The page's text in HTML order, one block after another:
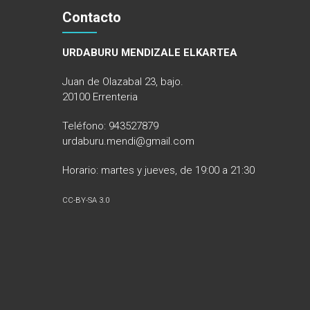
Contacto
URDABURU MENDIZALE ELKARTEA
Juan de Olazabal 23, bajo.
20100 Errenteria
Teléfono: 943527879
urdaburu.mendi@gmail.com
Horario: martes y jueves, de 19:00 a 21:30
CC-BY-SA 3.0